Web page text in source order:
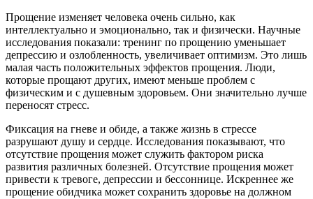
Прощение изменяет человека очень сильно, как
интеллектуально и эмоционально, так и физически. Научные
исследования показали: тренинг по прощению уменьшает
депрессию и озлобленность, увеличивает оптимизм. Это лишь
малая часть положительных эффектов прощения. Люди,
которые прощают других, имеют меньше проблем с
физическим и с душевным здоровьем. Они значительно лучше
переносят стресс.
Фиксация на гневе и обиде, а также жизнь в стрессе
разрушают душу и сердце. Исследования показывают, что
отсутствие прощения может служить фактором риска
развития различных болезней. Отсутствие прощения может
привести к тревоге, депрессии и бессоннице. Искреннее же
прощение обидчика может сохранить здоровье на должном